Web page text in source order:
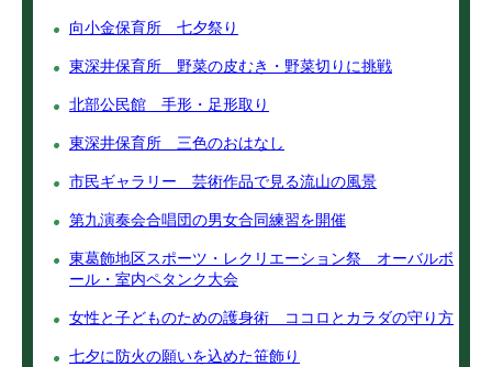
向小金保育所 七夕祭り
東深井保育所 野菜の皮むき・野菜切りに挑戦
北部公民館 手形・足形取り
東深井保育所 三色のおはなし
市民ギャラリー 芸術作品で見る流山の風景
第九演奏会合唱団の男女合同練習を開催
東葛飾地区スポーツ・レクリエーション祭 オーバルボ
ール・室内ペタンク大会
女性と子どものための護身術 ココロとカラダの守り方
七夕に防火の願いを込めた笹飾り